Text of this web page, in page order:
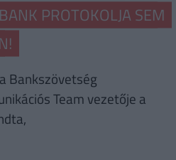
PROTOKOLJA SEM
Bankszövetség
Team vezetője a